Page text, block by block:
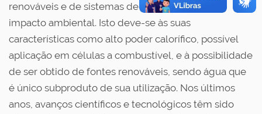
renováveis e de sistemas de energia com baixo
impacto ambiental. Isto deve-se às suas
características como alto poder calorífico, possível
aplicação em células a combustível, e à possibilidade
de ser obtido de fontes renováveis, sendo água que
é único subproduto de sua utilização. Nos últimos
anos, avanços científicos e tecnológicos têm sido